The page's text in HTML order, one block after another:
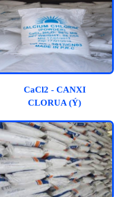
CaCl2 - CANXI
CLORUA (Ý)